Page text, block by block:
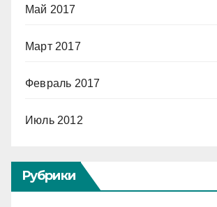
Май 2017
Март 2017
Февраль 2017
Июль 2012
Рубрики